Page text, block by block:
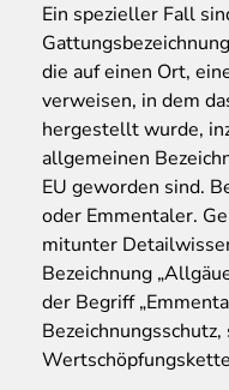
Ein spezieller Fall
die auf einen Ort,
verweisen, in dem
hergestellt wurde,
allgemeinen
EU geworden sind.
oder Emmentaler.
mitunter
Bezeichnung
der Begriff